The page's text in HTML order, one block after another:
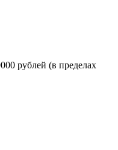
(в пределах